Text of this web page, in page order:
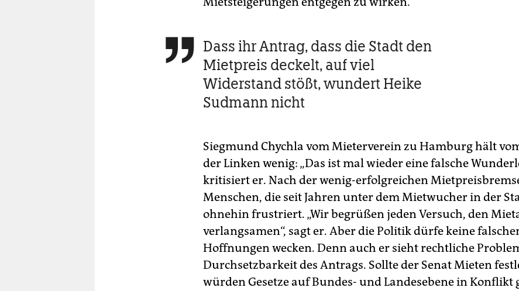
 Dass ihr Antrag, dass die Stadt den
Mietpreis deckelt, auf viel
Widerstand stößt, wundert Heike
Sudmann nicht
Siegmund Chychla vom Mieterverein zu Hamburg hält
der Linken wenig: „Das ist mal wieder eine falsche
kritisiert er. Nach der wenig-erfolgreichen
Menschen, die seit Jahren unter dem Mietwucher in der
ohnehin frustriert. „Wir begrüßen jeden Versuch, den
verlangsamen“, sagt er. Aber die Politik dürfe keine
Hoffnungen wecken. Denn auch er sieht rechtliche
Durchsetzbarkeit des Antrags. Sollte der Senat Mieten
würden Gesetze auf Bundes- und Landesebene in Konflikt